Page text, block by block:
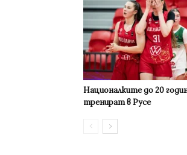
Националките до 20
тренират в Русе